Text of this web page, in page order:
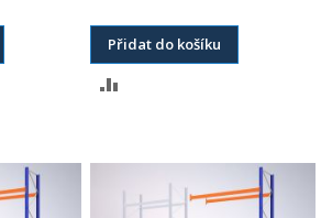
Přidat do košíku
POROVNÁNÍ